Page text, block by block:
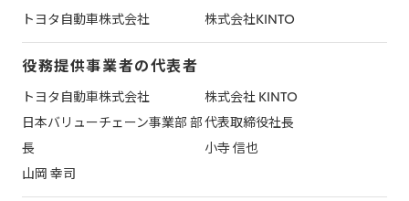
トヨタ自動車株式会社 株式会社KINTO
役務提供事業者の代表者
トヨタ自動車株式会社
日本バリューチェーン事業部 部
長
山岡 幸司
株式会社 KINTO
代表取締役社長
小寺 信也